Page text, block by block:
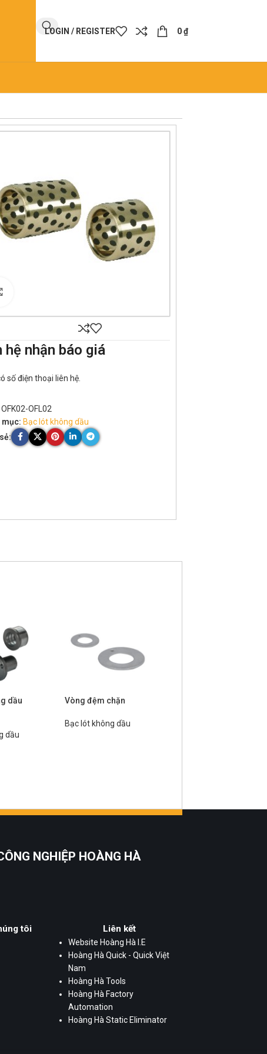
LOGIN / REGISTER 0₫
hệ nhận báo giá
số điện thoại liên hệ.
OFK02-OFL02
mục: Bạc lót không dầu
dầu
dầu
Vòng đệm chặn
Bạc lót không dầu
NGHIỆP HOÀNG HÀ
tôi Liên kết
Website Hoàng Hà I.E
Hoàng Hà Quick - Quick Việt
Nam
Hoàng Hà Tools
Hoàng Hà Factory
Automation
Hoàng Hà Static Eliminator